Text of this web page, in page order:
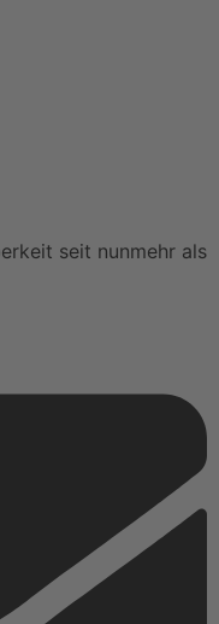
seit nunmehr als